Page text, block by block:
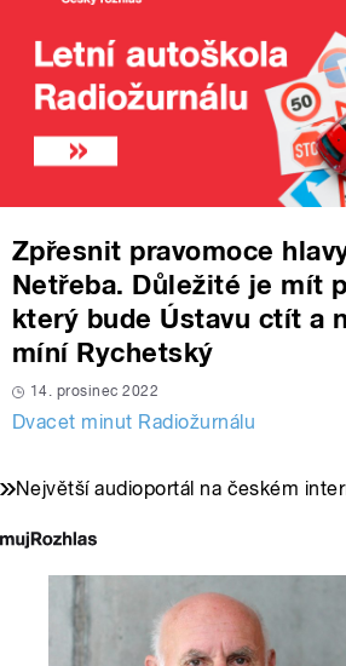
Zpřesnit pravomoce
Netřeba. Důležité je mít
který bude Ústavu ctít a
míní Rychetský
14. prosinec 2022
Dvacet minut Radiožurnálu
Největší audioportál na českém